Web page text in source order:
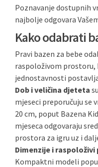
Poznavanje dostupnih
najbolje odgovara
Kako odabrati
Pravi bazen za bebe
raspoloživom
jednostavnosti
Dob i veličina djeteta
mjeseci preporučuju se
20 cm, poput Bazena
mjeseca odgovaraju
prostora za igru uz i
Dimenzije i
Kompaktni modeli